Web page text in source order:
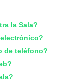
la Sala?
de teléfono?